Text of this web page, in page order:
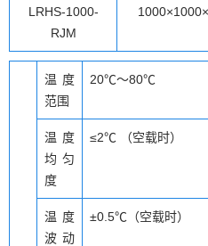
LRHS-1000-
RJM
温度
范围
20℃～80℃
温度
均匀
度
≤2℃ （空载时）
温度
波动
±0.5℃（空载时）